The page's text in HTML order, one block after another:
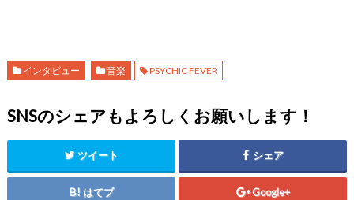
インタビュー 音楽 PSYCHIC FEVER
SNSのシェアもよろしくお願いします！
ツイート シェア
はてブ Google+